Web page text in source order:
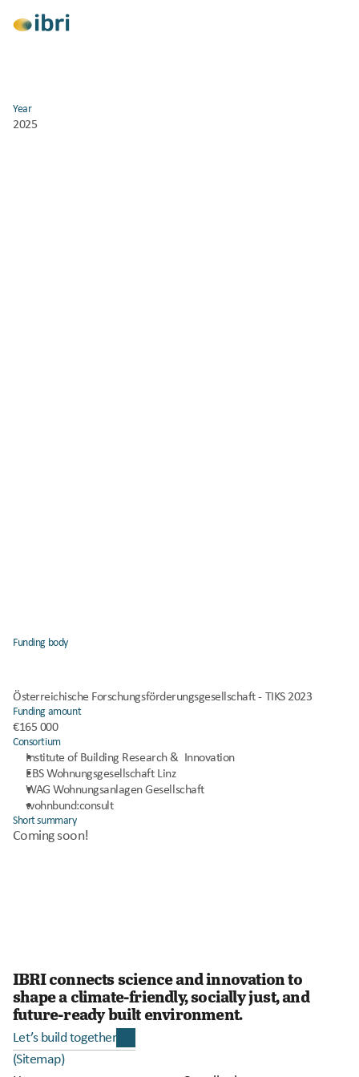
View All
Year
2025
Funding body
Österreichische Forschungsförderungsgesellschaft - TIKS 2023
Funding amount
€165 000
Consortium
Institute of Building Research &  Innovation
EBS Wohnungsgesellschaft Linz
WAG Wohnungsanlagen Gesellschaft
wohnbund:consult
Short summary
Coming soon!
IBRI connects science and innovation to
shape a climate-friendly, socially just, and
future-ready built environment.
Let’s build together
(Sitemap)